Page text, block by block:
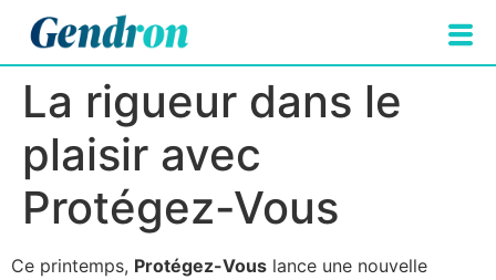
La rigueur dans le
plaisir avec
Protégez-Vous
Ce printemps, Protégez-Vous lance une nouvelle